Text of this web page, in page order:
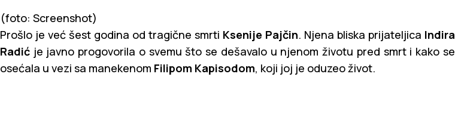
(foto: Screenshot)
Prošlo je već šest godina od tragične smrti Ksenije Pajčin. Njena bliska prijateljica Indira
Radić je javno progovorila o svemu što se dešavalo u njenom životu pred smrt i kako se
osećala u vezi sa manekenom Filipom Kapisodom, koji joj je oduzeo život.